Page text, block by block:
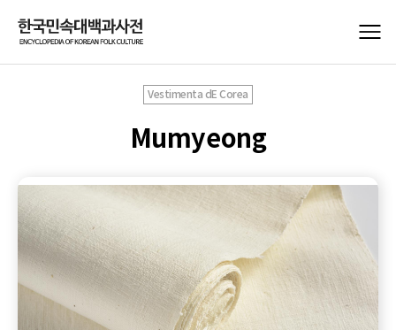
Vestimenta dE Corea
Mumyeong